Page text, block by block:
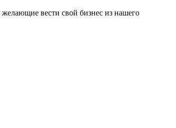
вести свой бизнес из нашего